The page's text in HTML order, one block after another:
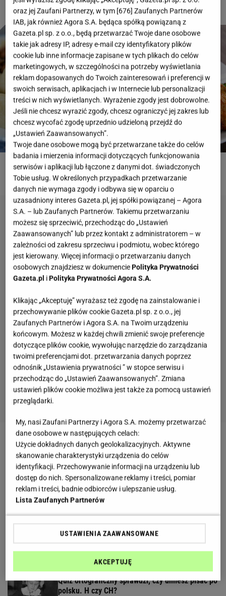
ROZWIĄŻ QUIZ
Tych słów używali nasi dziadkowie, teraz
niewiele osób je pamięta. A ty?
Pamiętasz, jak miał na imię Kusy? Rozwiąż quiz
o serialu "Ranczo"!
Usunęliśmy jedno słowo z tytułów polskich
filmów. Rozwiążesz bezbłędnie?
Quiz ortograficzny sprawdzi, czy umiesz pisać po
polsku. H czy CH?
oraz jej Zaufani Partnerzy, w tym [676] Zaufanych Partnerów
IAB, jak również Agora S.A. będąca spółką powiązaną z
Gazeta.pl sp. z o.o., będą przetwarzać Twoje dane osobowe
takie jak adresy IP, adresy e-mail czy identyfikatory plików
cookie lub inne informacje zapisane w tych plikach do celów
marketingowych, w szczególności na potrzeby wyświetlania
reklam dopasowanych do Twoich zainteresowań i preferencji w
swoich serwisach, aplikacjach i w Internecie lub personalizacji
treści w nich wyświetlanych. Wyrażenie zgody jest dobrowolne.
Jeśli nie chcesz wyrazić zgody, chcesz ograniczyć jej zakres lub
chcesz wycofać zgodę uprzednio udzieloną przejdź do
„Ustawień Zaawansowanych”.
Twoje dane osobowe mogą być przetwarzane także do celów
badania i mierzenia informacji dotyczących funkcjonowania
serwisów i aplikacji lub łączone z danymi dot. świadczonych
Tobie usług. W określonych przypadkach przetwarzanie
danych nie wymaga zgody i odbywa się w oparciu o
uzasadniony interes Gazeta.pl, jej spółki powiązanej – Agora
S.A. – lub Zaufanych Partnerów. Takiemu przetwarzaniu
możesz się sprzeciwić, przechodząc do „Ustawień
Zaawansowanych” lub przez kontakt z administratorem – w
zależności od zakresu sprzeciwu i podmiotu, wobec którego
jest kierowany. Więcej informacji o przetwarzaniu danych
osobowych znajdziesz w dokumencie Polityka Prywatności
Gazeta.pl i Polityka Prywatności Agora S.A.
Klikając „Akceptuję” wyrażasz też zgodę na zainstalowanie i
przechowywanie plików cookie Gazeta.pl sp. z o.o., jej
Zaufanych Partnerów i Agora S.A. na Twoim urządzeniu
końcowym. Możesz w każdej chwili zmienić swoje preferencje
dotyczące plików cookie, wywołując narzędzie do zarządzania
twoimi preferencjami dot. przetwarzania danych poprzez
odnośnik „Ustawienia prywatności ” w stopce serwisu i
przechodząc do „Ustawień Zaawansowanych”. Zmiana
ustawień plików cookie możliwa jest także za pomocą ustawień
przeglądarki.
My, nasi Zaufani Partnerzy i Agora S.A. możemy przetwarzać
dane osobowe w następujących celach:
Użycie dokładnych danych geolokalizacyjnych. Aktywne
skanowanie charakterystyki urządzenia do celów
identyfikacji. Przechowywanie informacji na urządzeniu lub
dostęp do nich. Spersonalizowane reklamy i treści, pomiar
reklam i treści, badnie odbiorców i ulepszanie usług.
Lista Zaufanych Partnerów
USTAWIENIA ZAAWANSOWANE
AKCEPTUJĘ